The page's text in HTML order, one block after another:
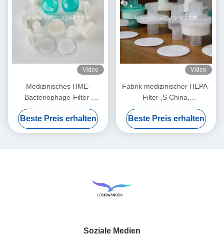
Video
Medizinisches HME-
Bacteriophage-Filter-
Membran-Weiß
Beste Preis erhalten
Video
Fabrik medizinischer HEPA-
Filter-‚S China,
Bacteriophagen BEF 99,99%
filtern
Beste Preis erhalten
Soziale Medien